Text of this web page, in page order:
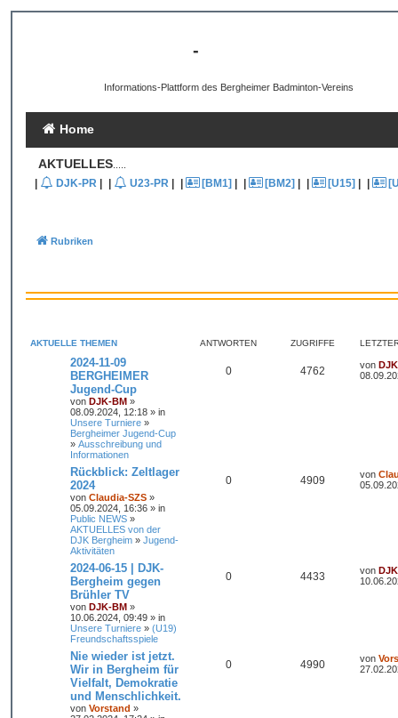
-
Informations-Plattform des Bergheimer Badminton-Vereins
Home
AKTUELLES
| DJK-PR | | U23-PR | | [BM1] | | [BM2] | | [U15] | |
Rubriken
AKTUELLE THEMEN ANTWORTEN ZUGRIFFE
2024-11-09
BERGHEIMER
Jugend-Cup
von DJK-BM »
08.09.2024, 12:18 » in
Unsere Turniere »
Bergheimer Jugend-Cup
» Ausschreibung und
Informationen
0 4762 von
Rückblick: Zeltlager
2024
von Claudia-SZS »
05.09.2024, 16:36 » in
Public NEWS »
AKTUELLES von der
DJK Bergheim » Jugend-
Aktivitäten
0 4909 von
2024-06-15 | DJK-
Bergheim gegen
Brühler TV
von DJK-BM »
10.06.2024, 09:49 » in
Unsere Turniere » (U19)
Freundschaftsspiele
0 4433 von
Nie wieder ist jetzt.
Wir in Bergheim für
Vielfalt, Demokratie
und Menschlichkeit.
von Vorstand »
0 4990 von